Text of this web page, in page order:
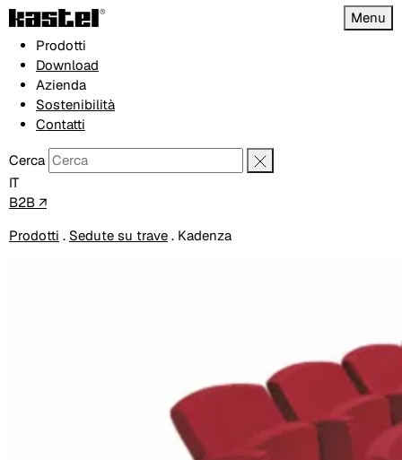
Menu
Prodotti
Download
Azienda
Sostenibilità
Contatti
Cerca
IT
B2B ↗
Prodotti . Sedute su trave . Kadenza